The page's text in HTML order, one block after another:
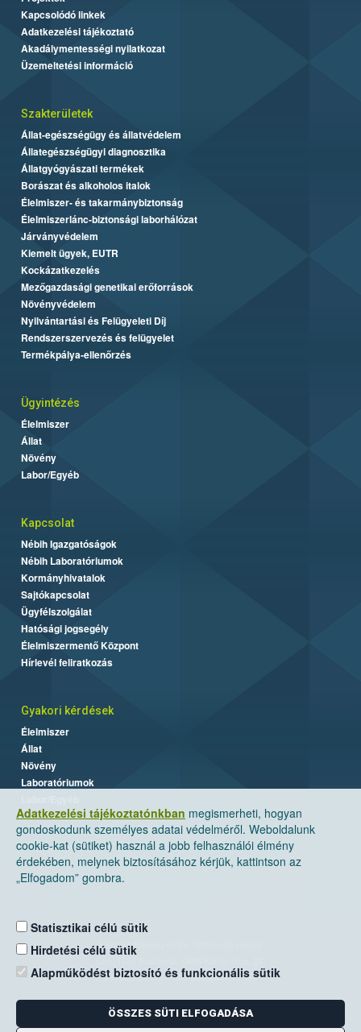
Adatkezelési tájékoztatónkban megismerheti, hogyan
gondoskodunk személyes adatai védelméről. Weboldalunk
cookie-kat (sütiket) használ a jobb felhasználói élmény
érdekében, melynek biztosításához kérjük, kattintson az
„Elfogadom” gombra.
Statisztikai célú sütik
Hirdetési célú sütik
Alapműködést biztosító és funkcionális sütik
ÖSSZES SÜTI ELFOGADÁSA
Kapcsolódó linkek
Adatkezelési tájékoztató
Akadálymentességi nyilatkozat
Üzemeltetési információ
Szakterületek
Állat-egészségügy és állatvédelem
Állategészségügyi diagnosztika
Állatgyógyászati termékek
Borászat és alkoholos italok
Élelmiszer- és takarmánybiztonság
Élelmiszerlánc-biztonsági laborhálózat
Járványvédelem
Kiemelt ügyek, EUTR
Kockázatkezelés
Mezőgazdasági genetikai erőforrások
Növényvédelem
Nyilvántartási és Felügyeleti Díj
Rendszerszervezés és felügyelet
Termékpálya-ellenőrzés
Ügyintézés
Élelmiszer
Állat
Növény
Labor/Egyéb
Kapcsolat
Nébih Igazgatóságok
Nébih Laboratóriumok
Kormányhivatalok
Sajtókapcsolat
Ügyfélszolgálat
Hatósági jogsegély
Élelmiszermentő Központ
Hírlevél feliratkozás
Gyakori kérdések
Élelmiszer
Állat
Növény
Laboratóriumok
Nemzeti Élelmiszerlánc-biztonsági Hivatal
Levelezési cím: 1525 Budapest. Pf. 30.
E-mail:ugyfelszolgalat@nebih.gov.hu